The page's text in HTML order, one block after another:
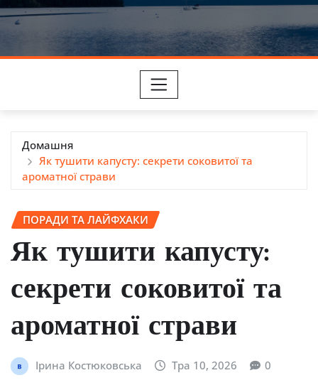
Домашня
Як тушити капусту: секрети соковитої та
ароматної страви
ПОРАДИ ТА ЛАЙФХАКИ
Як тушити капусту:
секрети соковитої та
ароматної страви
Ірина Костюковська Тра 10, 2026 0